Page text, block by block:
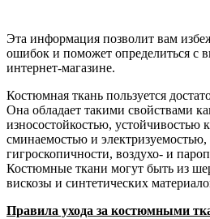
Эта информация позволит вам
ошибок и поможет определиться с
интернет-магазине.
Костюмная ткань пользуется
Она обладает такими свойствами
износостойкостью, устойчивостью
сминаемостью и
гигроскопичности, воздухо- и
Костюмные ткани могут быть из
вискозы и синтетических
Правила ухода за костюмными